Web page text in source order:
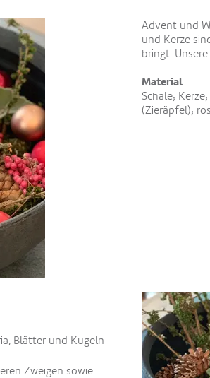
Advent und
und Kerze
bringt.
Material
Schale;
(Zieräpfel);
Blätter und Kugeln
Zweigen sowie